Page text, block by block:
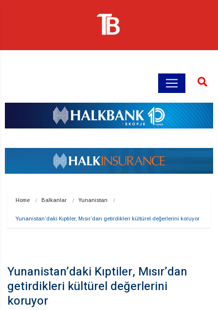
Home Balkanlar Yunanistan
Yunanistan’daki Kıptiler, Mısır’dan getirdikleri kültürel değerlerini koruyor
Yunanistan’daki Kıptiler, Mısır’dan
getirdikleri kültürel değerlerini
koruyor